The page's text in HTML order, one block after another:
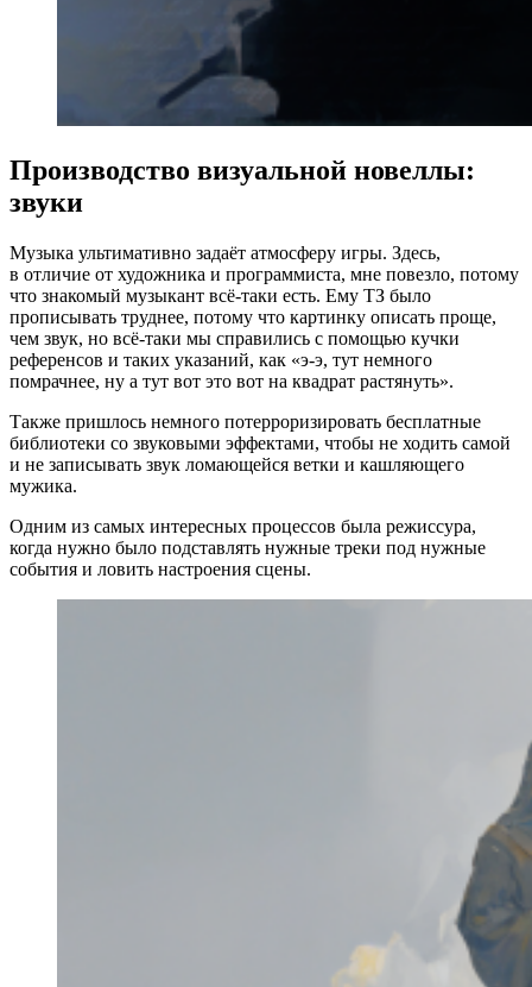
Производство визуальной новеллы:
звуки
Музыка ультимативно задаёт атмосферу игры. Здесь,
в отличие от художника и программиста, мне повезло, потому
что знакомый музыкант всё‑таки есть. Ему ТЗ было
прописывать труднее, потому что картинку описать проще,
чем звук, но всё‑таки мы справились с помощью кучки
референсов и таких указаний, как «э‑э, тут немного
помрачнее, ну а тут вот это вот на квадрат растянуть».
Также пришлось немного потерроризировать бесплатные
библиотеки со звуковыми эффектами, чтобы не ходить самой
и не записывать звук ломающейся ветки и кашляющего
мужика.
Одним из самых интересных процессов была режиссура,
когда нужно было подставлять нужные треки под нужные
события и ловить настроения сцены.